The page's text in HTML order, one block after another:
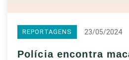
REPORTAGENS 23/05/2024
Polícia encontra